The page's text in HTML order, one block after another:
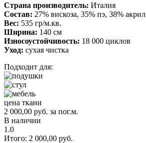
Страна производитель: Италия
Состав: 27% вискоза, 35% пэ, 38% акрил
Вес: 535 гр/м.кв.
Ширина: 140 см
Износоустойчивость: 18 000 циклов
Уход: сухая чистка
Подходит для:
цена ткани
2 000,00 руб. за пог.м.
В наличии
1.0
Итого: 2 000,00 руб.